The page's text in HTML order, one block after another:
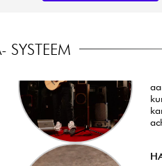
SYSTEEM